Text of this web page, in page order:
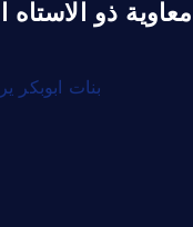
معاوية ذو الاستاه